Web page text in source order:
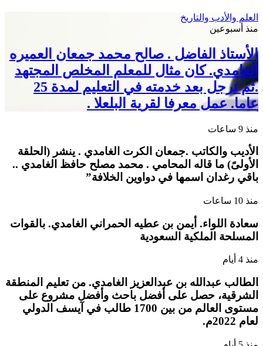
العلم والأدب والتاريخ
منذ أسبوعين
الأستاذ الفاضل . صالح محمد جمعان العميره
الغامدي. كان مثال للمعلم المخلص المجتهد
.ثم ترجل بعد خدمته في التعليم لمدة 25
عاما. عمل معرفا لقرية البلعلا .
منذ 9 ساعات
الأديب والكاتب .جمعان الكرت الغامدي . ينشر (الحلقة
الأولىً) ما قاله المحامي . محمد مصلح حافظ الغامدي ..
باقي رغدان اسمها في دواوين الخلافة”
منذ 10 ساعات
سعادة اللواء. أيمن بن عطيه الحمراني الغامدي. بالقوات
المسلحة الملكية السعودية
منذ 4 أيام
الطالب عبدالله بن عبدالعزيز الغامدي. من تعليم المنطقة
الشرقية، حصل على أفضل باحث وأفضل مشروع على
مستوى العالم من بين 1700 طالب في آيسف الدولي
لعام 2022م.